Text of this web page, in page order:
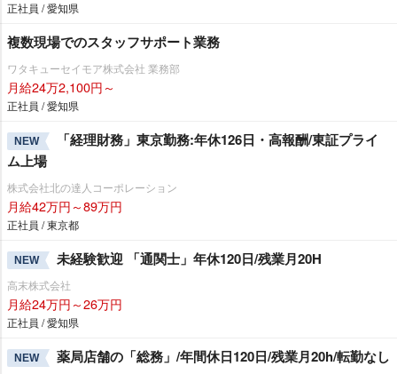
正社員 / 愛知県
複数現場でのスタッフサポート業務
ワタキューセイモア株式会社 業務部
月給24万2,100円～
正社員 / 愛知県
NEW
「経理財務」東京勤務:年休126日・高報酬/東証プライ
ム上場
株式会社北の達人コーポレーション
月給42万円～89万円
正社員 / 東京都
NEW 未経験歓迎 「通関士」年休120日/残業月20H
高末株式会社
月給24万円～26万円
正社員 / 愛知県
NEW 薬局店舗の「総務」/年間休日120日/残業月20h/転勤なし